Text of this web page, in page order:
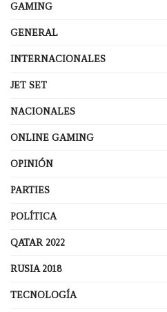
GAMING
GENERAL
INTERNACIONALES
JET SET
NACIONALES
ONLINE GAMING
OPINIÓN
PARTIES
POLÍTICA
QATAR 2022
RUSIA 2018
TECNOLOGÍA